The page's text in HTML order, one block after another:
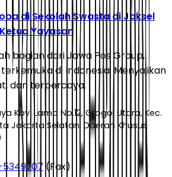
di Sekolah Swasta di Jaksel
Yayasan
bagian dari Jawa Pos Group,
di Indonesia. Menyajikan
dan terpercaya.
Kby. Lama No.12, Grogol Utara, Kec.
Jakarta Selatan, Daerah Khusus
5349207 (Fax)